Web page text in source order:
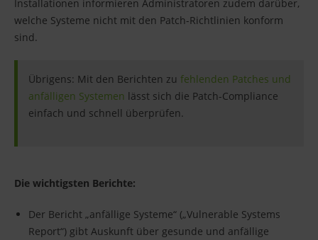
Installationen informieren Administratoren zudem darüber,
welche Systeme nicht mit den Patch-Richtlinien konform
sind.
Übrigens: Mit den Berichten zu fehlenden Patches und
anfälligen Systemen lässt sich die Patch-Compliance
einfach und schnell überprüfen.
Die wichtigsten Berichte:
Der Bericht „anfällige Systeme“ („Vulnerable Systems
Report“) gibt Auskunft über gesunde und anfällige